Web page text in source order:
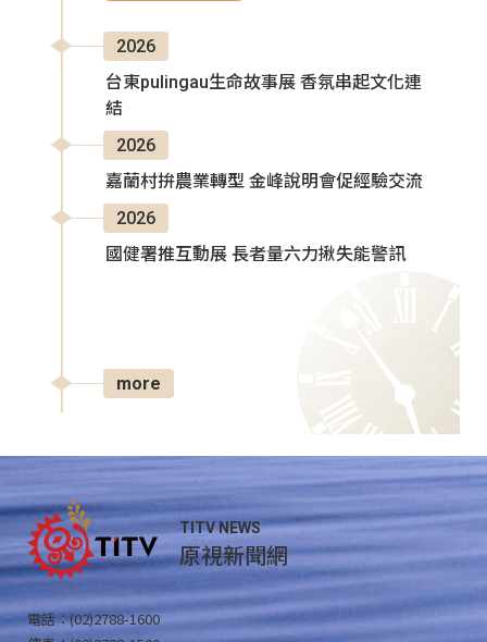
2026
台東pulingau生命故事展 香氛串起文化連
結
2026
嘉蘭村拚農業轉型 金峰說明會促經驗交流
2026
國健署推互動展 長者量六力揪失能警訊
more
TITV NEWS
原視新聞網
電話：(02)2788-1600